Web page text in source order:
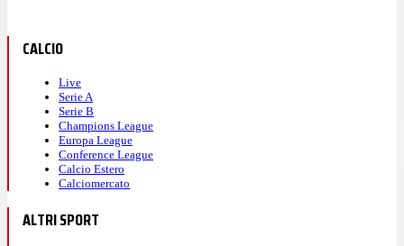
CALCIO
Live
Serie A
Serie B
Champions League
Europa League
Conference League
Calcio Estero
Calciomercato
ALTRI SPORT